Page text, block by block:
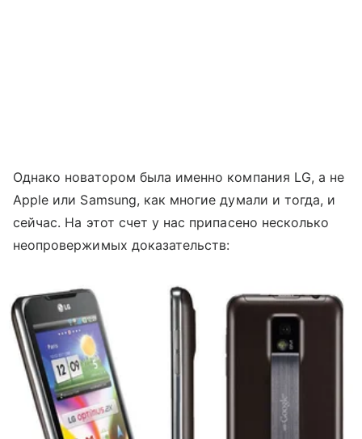
Однако новатором была именно компания LG, а не
Apple или Samsung, как многие думали и тогда, и
сейчас. На этот счет у нас припасено несколько
неопровержимых доказательств: